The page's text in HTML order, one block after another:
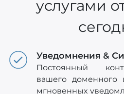
услугами
Уведомнения &
Постоянный
вашего доменного
мгновенных